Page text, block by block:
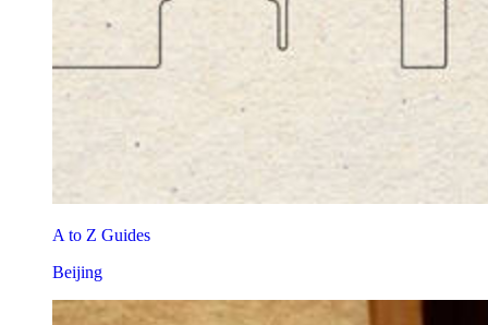
A to Z Guides
Beijing